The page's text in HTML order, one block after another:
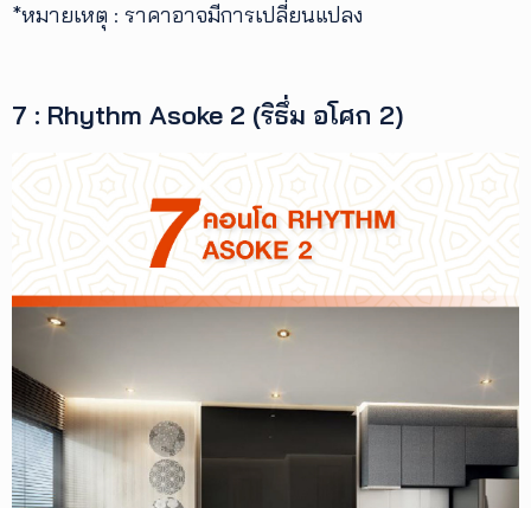
*หมายเหตุ : ราคาอาจมีการเปลี่ยนแปลง
7 : Rhythm Asoke 2 (ริธึ่ม อโศก 2)